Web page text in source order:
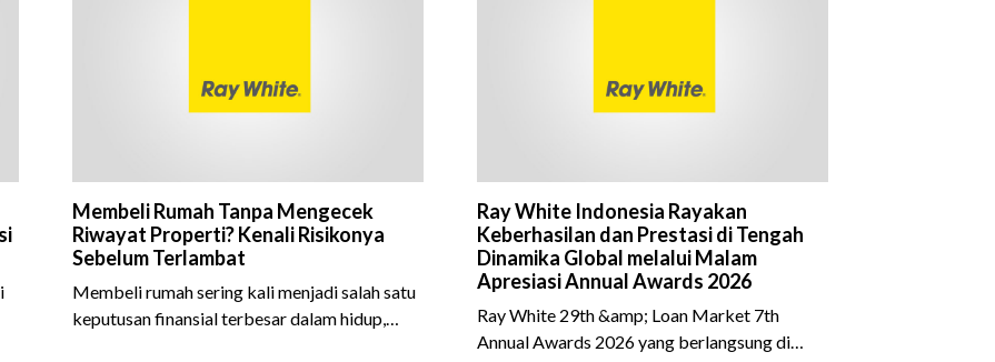
Membeli Rumah Tanpa Mengecek
Riwayat Properti? Kenali Risikonya
Sebelum Terlambat
Membeli rumah sering kali menjadi salah satu
keputusan finansial terbesar dalam hidup,
Ray White Indonesia Rayakan
Keberhasilan dan Prestasi di Tengah
Dinamika Global melalui Malam
Apresiasi Annual Awards 2026
Ray White 29th &amp; Loan Market 7th
Annual Awards 2026 yang berlangsung di